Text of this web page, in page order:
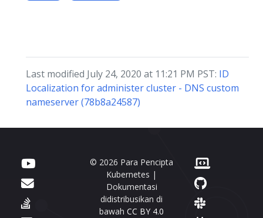
Last modified July 24, 2020 at 11:21 PM PST: ID
Localization for administer cluster - DNS custom
nameserver (78b8a24587)
© 2026 Para Pencipta
Kubernetes |
Dokumentasi
didistribusikan di
bawah CC BY 4.0